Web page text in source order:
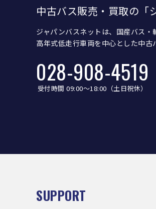
中古バス販売・買取の「
ジャパンバスネットは、国産バス・
高年式低走行車両を中心とした中古
028-908-4519
受付時間 09:00〜18:00（土日祝休）
SUPPORT